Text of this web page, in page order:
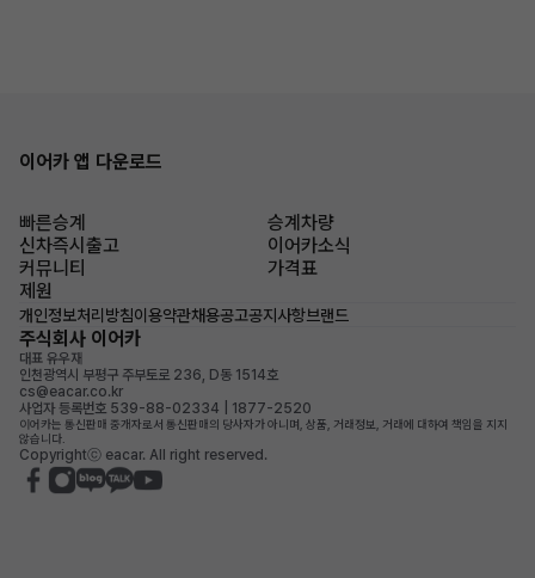
이어카 앱 다운로드
빠른승계
승계차량
신차즉시출고
이어카소식
커뮤니티
가격표
제원
개인정보처리방침이용약관채용공고공지사항브랜드
주식회사 이어카
대표 유우재
인천광역시 부평구 주부토로 236, D동 1514호
cs@eacar.co.kr
사업자 등록번호 539-88-02334 | 1877-2520
이어카는 통신판매 중개자로서 통신판매의 당사자가 아니며, 상품, 거래정보, 거래에 대하여 책임을 지지
않습니다.
Copyrightⓒ eacar. All right reserved.